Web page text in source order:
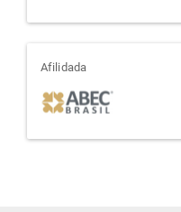
afiliada
Afilidada